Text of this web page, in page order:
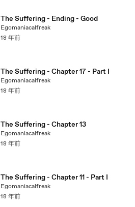
The Suffering - Ending - Good
Egomaniacalfreak
18 年前
The Suffering - Chapter 17 - Part I
Egomaniacalfreak
18 年前
The Suffering - Chapter 13
Egomaniacalfreak
18 年前
The Suffering - Chapter 11 - Part I
Egomaniacalfreak
18 年前